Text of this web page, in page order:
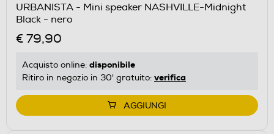
URBANISTA - Mini speaker NASHVILLE-Midnight
Black - nero
€ 79,90
Acquisto online: disponibile
Ritiro in negozio in 30' gratuito: verifica
AGGIUNGI